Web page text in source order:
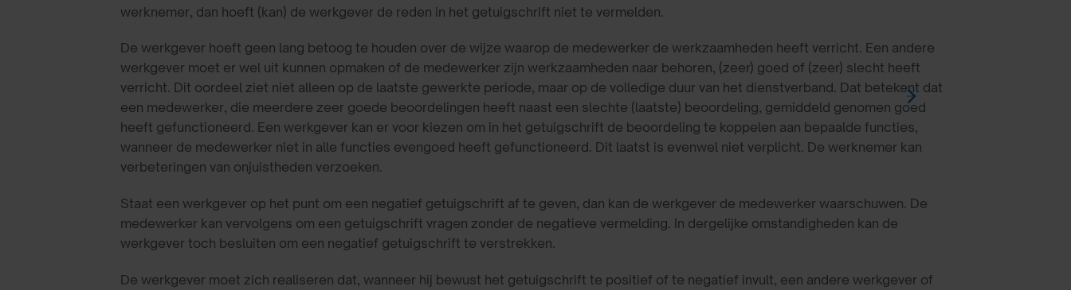
werknemer, dan hoeft (kan) de werkgever de reden in het getuigschrift niet te vermelden.
De werkgever hoeft geen lang betoog te houden over de wijze waarop de medewerker de werkzaamheden heeft verricht. Een andere
werkgever moet er wel uit kunnen opmaken of de medewerker zijn werkzaamheden naar behoren, (zeer) goed of (zeer) slecht heeft
verricht. Dit oordeel ziet niet alleen op de laatste gewerkte periode, maar op de volledige duur van het dienstverband. Dat betekent dat
een medewerker, die meerdere zeer goede beoordelingen heeft naast een slechte (laatste) beoordeling, gemiddeld genomen goed
heeft gefunctioneerd. Een werkgever kan er voor kiezen om in het getuigschrift de beoordeling te koppelen aan bepaalde functies,
wanneer de medewerker niet in alle functies evengoed heeft gefunctioneerd. Dit laatst is evenwel niet verplicht. De werknemer kan
verbeteringen van onjuistheden verzoeken.
Staat een werkgever op het punt om een negatief getuigschrift af te geven, dan kan de werkgever de medewerker waarschuwen. De
medewerker kan vervolgens om een getuigschrift vragen zonder de negatieve vermelding. In dergelijke omstandigheden kan de
werkgever toch besluiten om een negatief getuigschrift te verstrekken.
De werkgever moet zich realiseren dat, wanneer hij bewust het getuigschrift te positief of te negatief invult, een andere werkgever of